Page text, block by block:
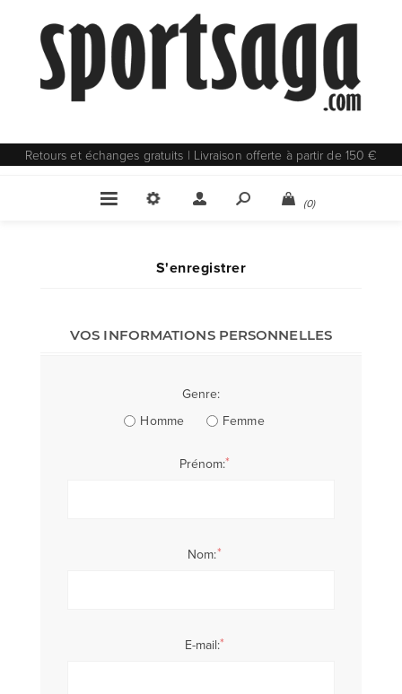
Retours et échanges gratuits | Livraison offerte à partir de 150 €
(0)
S'enregistrer
VOS INFORMATIONS PERSONNELLES
Genre:
Homme
Femme
Prénom:*
Nom:*
E-mail:*